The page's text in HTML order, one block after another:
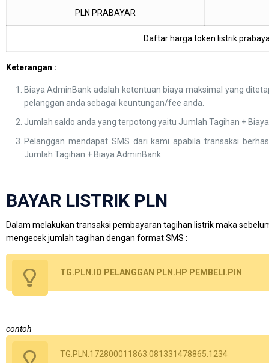
PLN PRABAYAR
Daftar harga token listrik
Keterangan :
Biaya AdminBank adalah ketentuan biaya maksimal yang
pelanggan anda sebagai keuntungan/fee anda.
Jumlah saldo anda yang terpotong yaitu Jumlah Tagihan +
Pelanggan mendapat SMS dari kami apabila transaksi
Jumlah Tagihan + Biaya AdminBank.
BAYAR LISTRIK PLN
Dalam melakukan transaksi pembayaran tagihan listrik maka
mengecek jumlah tagihan dengan format SMS :
TG.PLN.ID PELANGGAN PLN.HP PEMBELI.PIN
contoh
TG.PLN.172800011863.081331478865.1234